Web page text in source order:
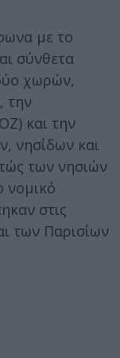
με το
σύνθετα
χωρών,
την
και την
νησίδων και
των νησιών
νομικό
στις
των Παρισίων